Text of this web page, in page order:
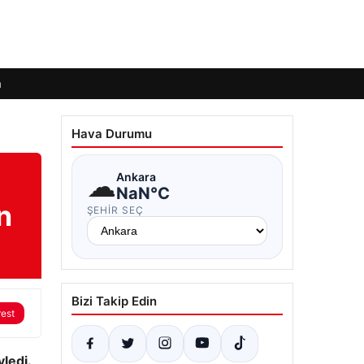
Hava Durumu
☁Ankara
NaN°C
ŞEHIR SEÇ
Bizi Takip Edin